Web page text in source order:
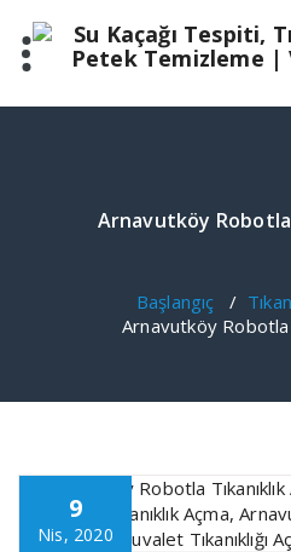
geç
Arnavutköy Robotla
Başlangıç /
Arnavutköy Robotla
9
Nis, 2020